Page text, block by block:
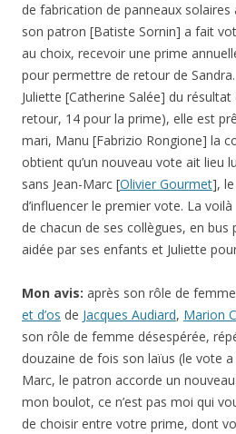
de fabrication de panneaux solaires
son patron [Batiste Sornin] a fait
au choix, recevoir une prime
pour permettre de retour de
Juliette [Catherine Salée] du
retour, 14 pour la prime), elle est
mari, Manu [Fabrizio Rongione] la
obtient qu’un nouveau vote ait lieu
sans Jean-Marc [Olivier Gourmet],
d’influencer le premier vote. La
de chacun de ses collègues, en
aidée par ses enfants et Juliette
Mon avis: après son rôle de
et d’os de Jacques Audiard, Marion
son rôle de femme désespérée,
douzaine de fois son laïus (le vote
Marc, le patron accorde un
mon boulot, ce n’est pas moi qui
de choisir entre votre prime, dont